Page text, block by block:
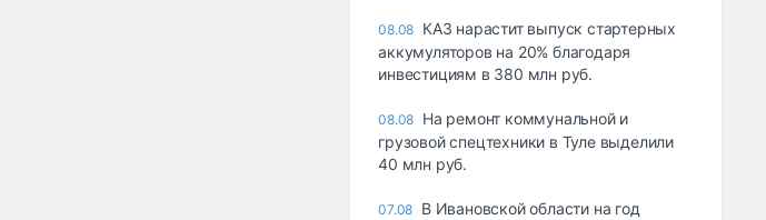
08.08 КАЗ нарастит выпуск стартерных
аккумуляторов на 20% благодаря
инвестициям в 380 млн руб.
08.08 На ремонт коммунальной и
грузовой спецтехники в Туле выделили
40 млн руб.
07.08 В Ивановской области на год